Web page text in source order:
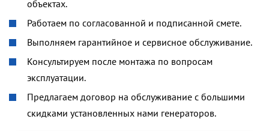
объектах.
Работаем по согласованной и подписанной смете.
Выполняем гарантийное и сервисное обслуживание.
Консультируем после монтажа по вопросам
эксплуатации.
Предлагаем договор на обслуживание с большими
скидками установленных нами генераторов.